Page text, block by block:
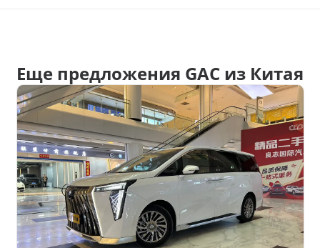
Еще предложения GAC из Китая